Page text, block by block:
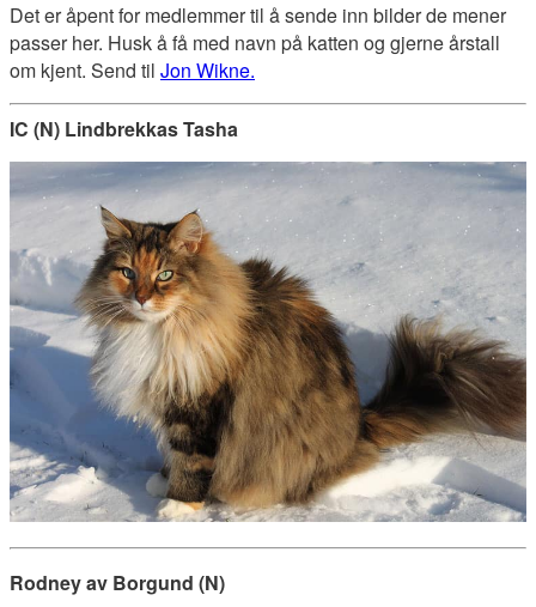
Det er åpent for medlemmer til å sende inn bilder de mener
passer her. Husk å få med navn på katten og gjerne årstall
om kjent. Send til Jon Wikne.
IC (N) Lindbrekkas Tasha
Rodney av Borgund (N)